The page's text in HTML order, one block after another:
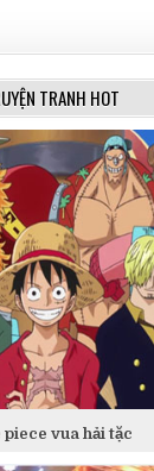
TRANH HOT
piece vua hải tặc